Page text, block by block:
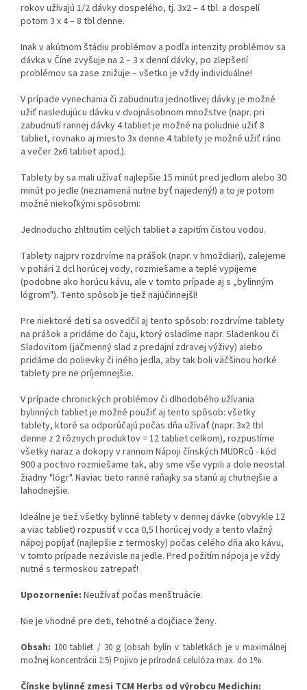
rokov užívajú 1/2 dávky dospelého, tj. 3x2 – 4 tbl. a dospelí
potom 3 x 4 – 8 tbl denne.
Inak v akútnom štádiu problémov a podľa intenzity problémov sa
dávka v Číne zvyšuje na 2 – 3 x denní dávky, po zlepšení
problémov sa zase znižuje – všetko je vždy individuálne!
V prípade vynechania či zabudnutia jednotlivej dávky je možné
užiť nasledujúcu dávku v dvojnásobnom množstve (napr. pri
zabudnutí rannej dávky 4 tabliet je možné na poludnie užiť 8
tabliet, rovnako aj miesto 3x denne 4 tablety je možné užiť ráno
a večer 2x6 tabliet apod.).
Tablety by sa mali užívať najlepšie 15 minút pred jedlom alebo 30
minút po jedle (neznamená nutne byť najedený!) a to je potom
možné niekoľkými spôsobmi:
Jednoducho zhltnutím celých tabliet a zapitím čistou vodou.
Tablety najprv rozdrvíme na prášok (napr. v hmoždiari), zalejeme
v pohári 2 dcl horúcej vody, rozmiešame a teplé vypijeme
(podobne ako horúcu kávu, ale v tomto prípade aj s „bylinným
lógrom"). Tento spôsob je tiež najúčinnejší!
Pre niektoré deti sa osvedčil aj tento spôsob: rozdrvíme tablety
na prášok a pridáme do čaju, ktorý osladíme napr. Sladenkou či
Sladovitom (jačmenný slad z predajní zdravej výživy) alebo
pridáme do polievky či iného jedla, aby tak boli väčšinou horké
tablety pre ne príjemnejšie.
V prípade chronických problémov či dlhodobého užívania
bylinných tabliet je možné použiť aj tento spôsob: všetky
tablety, ktoré sa odporúčajú počas dňa užívať (napr. 3x2 tbl
denne z 2 rôznych produktov = 12 tabliet celkom), rozpustíme
všetky naraz a dokopy v rannom Nápoji čínských MUDRců - kód
900 a poctivo rozmiešame tak, aby sme vše vypili a dole neostal
žiadny "lógr". Naviac tieto ranné raňajky sa stanú aj chutnejšie a
lahodnejšie.
Ideálne je tiež všetky bylinné tablety v dennej dávke (obvykle 12
a viac tabliet) rozpustiť v cca 0,5 l horúcej vody a tento vlažný
nápoj popíjať (najlepšie z termosky) počas celého dňa ako kávu,
v tomto prípade nezávisle na jedle. Pred požitím nápoja je vždy
nutné s termoskou zatrepať!
Upozornenie: Neužívať počas menštruácie.
Nie je vhodné pre deti, tehotné a dojčiace ženy.
Obsah: 100 tabliet / 30 g (obsah bylín v tabletkách je v maximálnej
možnej koncentrácii 1:5) Pojivo je prírodná celulóza max. do 1%.
Čínske bylinné zmesi TCM Herbs od výrobcu Medichin: